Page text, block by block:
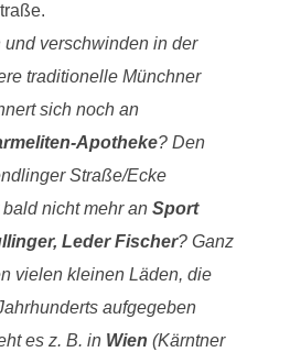
verschwinden in der
traditionelle Münchner
sich noch an
Apotheke? Den
Straße/Ecke
bald nicht mehr an Sport
Leder Fischer? Ganz
vielen kleinen Läden, die
aufgegeben
es z. B. in Wien (Kärntner